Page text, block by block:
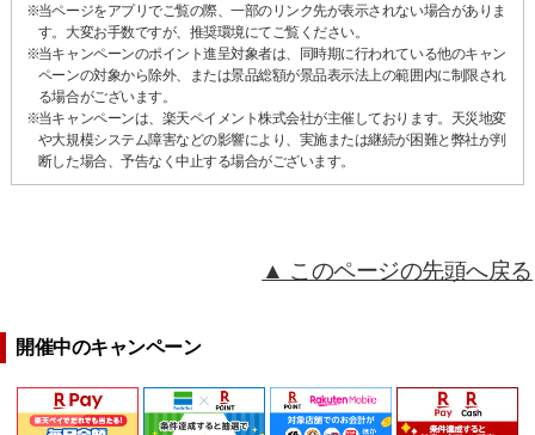
当ページをアプリでご覧の際、一部のリンク先が表示されない場合がありま
す。大変お手数ですが、推奨環境にてご覧ください。
当キャンペーンのポイント進呈対象者は、同時期に行われている他のキャン
ペーンの対象から除外、または景品総額が景品表示法上の範囲内に制限され
る場合がございます。
当キャンペーンは、楽天ペイメント株式会社が主催しております。天災地変
や大規模システム障害などの影響により、実施または継続が困難と弊社が判
断した場合、予告なく中止する場合がございます。
▲ このページの先頭へ戻る
開催中のキャンペーン